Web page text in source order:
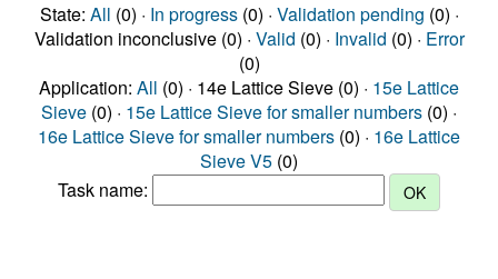
State: All (0) · In progress(0) · Validation pending (0) ·
Validation inconclusive (0) · Valid (0) · Invalid (0) · Error
(0)
Application: All (0) · 14e Lattice Sieve (0) · 15e Lattice
Sieve (0) · 15e Lattice Sieve for smaller numbers (0) ·
16e Lattice Sieve for smaller numbers (0) · 16e Lattice
Sieve V5 (0)
Task name: